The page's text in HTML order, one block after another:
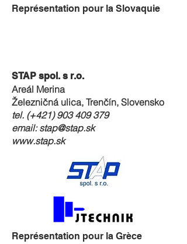
Représentation pour la Slovaquie
STAP spol. s r.o.
Areál Merina
Železničná ulica, Trenčín, Slovensko
tel. (+421)903 409 379
email:stap@stap.sk
www.stap.sk
Représentation pour la Grèce